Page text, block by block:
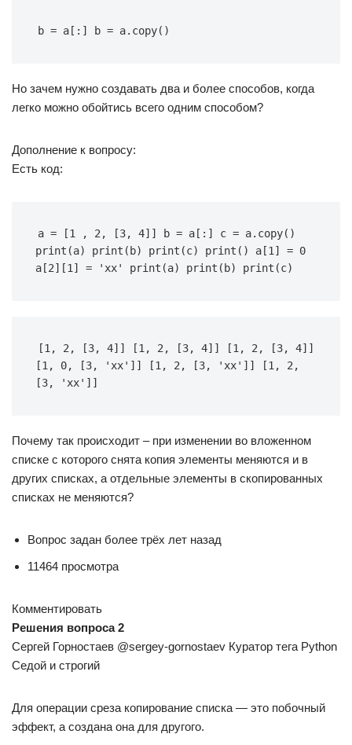
b = a[:] b = a.copy()
Но зачем нужно создавать два и более способов, когда
легко можно обойтись всего одним способом?
Дополнение к вопросу:
Есть код:
a = [1 , 2, [3, 4]] b = a[:] c = a.copy()
print(a) print(b) print(c) print() a[1] = 0
a[2][1] = 'xx' print(a) print(b) print(c)
[1, 2, [3, 4]] [1, 2, [3, 4]] [1, 2, [3, 4]]
[1, 0, [3, 'xx']] [1, 2, [3, 'xx']] [1, 2,
[3, 'xx']]
Почему так происходит – при изменении во вложенном
списке с которого снята копия элементы меняются и в
других списках, а отдельные элементы в скопированных
списках не меняются?
Вопрос задан более трёх лет назад
11464 просмотра
Комментировать
Решения вопроса 2
Сергей Горностаев @sergey-gornostaev Куратор тега Python
Седой и строгий
Для операции среза копирование списка — это побочный
эффект, а создана она для другого.